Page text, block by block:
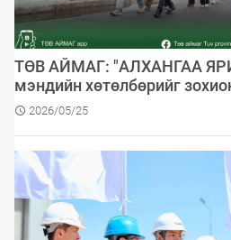
ТӨВ АЙМАГ: ​"АЛХАНГАА
мэндийн хөтөлбөрийг
2026/05/25